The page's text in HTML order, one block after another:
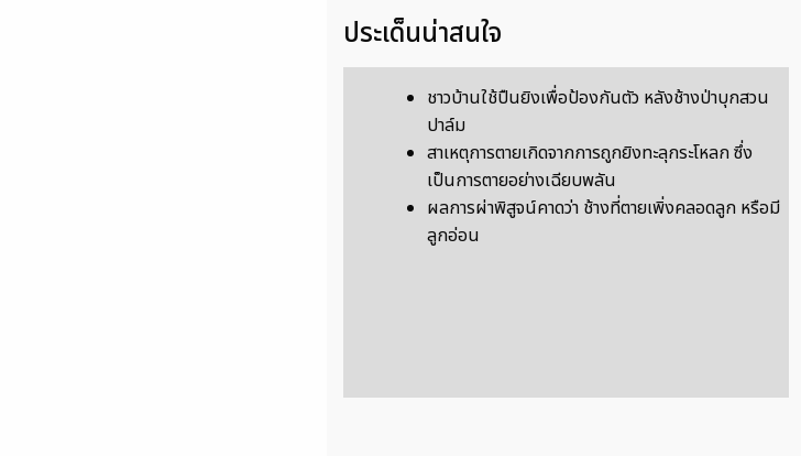
ประเด็นน่าสนใจ
ชาวบ้านใช้ปืนยิงเพื่อป้องกันตัว หลังช้างป่าบุกสวน
ปาล์ม
สาเหตุการตายเกิดจากการถูกยิงทะลุกระโหลก ซึ่ง
เป็นการตายอย่างเฉียบพลัน
ผลการผ่าพิสูจน์คาดว่า ช้างที่ตายเพิ่งคลอดลูก หรือมี
ลูกอ่อน